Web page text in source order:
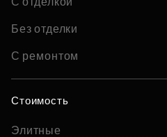
Без отделки
С ремонтом
Стоимость
Элитные